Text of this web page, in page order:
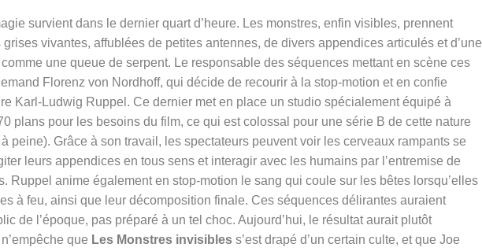
survient dans le dernier quart d’heure. Les monstres, enfin visibles, prennent
vivantes, affublées de petites antennes, de divers appendices articulés et d’une
une queue de serpent. Le responsable des séquences mettant en scène ces
Florenz von Nordhoff, qui décide de recourir à la stop-motion et en confie
Karl-Ludwig Ruppel. Ce dernier met en place un studio spécialement équipé à
plans pour les besoins du film, ce qui est colossal pour une série B de cette nature
peine). Grâce à son travail, les spectateurs peuvent voir les cerveaux rampants se
leurs appendices en tous sens et interagir avec les humains par l’entremise de
Ruppel anime également en stop-motion le sang qui coule sur les bêtes lorsqu’elles
à feu, ainsi que leur décomposition finale. Ces séquences délirantes auraient
de l’époque, pas préparé à un tel choc. Aujourd’hui, le résultat aurait plutôt
que Les Monstres invisibles s’est drapé d’un certain culte, et que Joe